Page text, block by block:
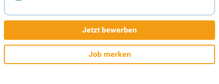
Jetzt bewerben
Job merken